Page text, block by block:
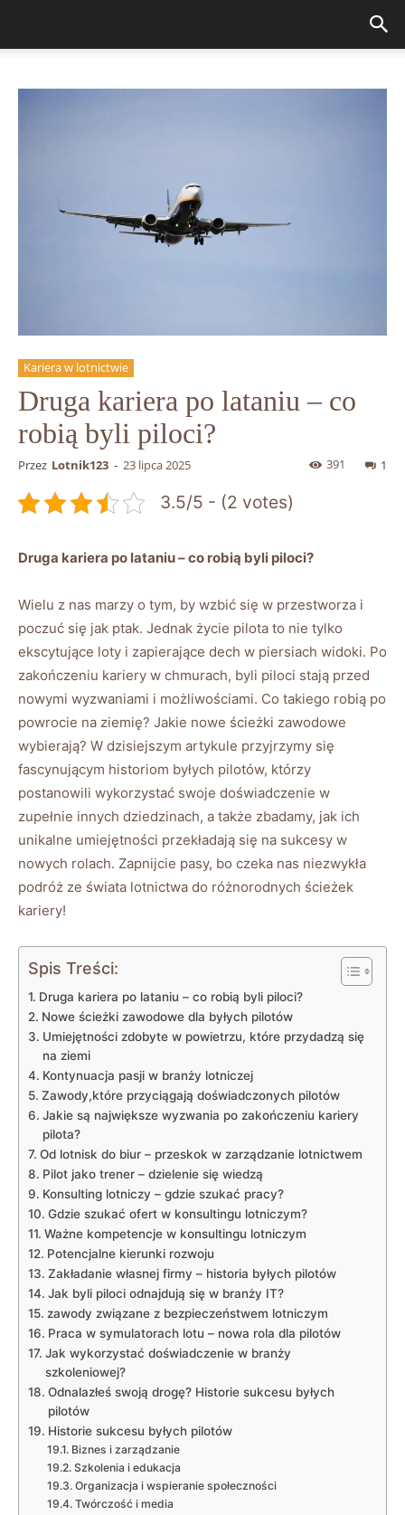
Kariera w lotnictwie
Druga kariera po lataniu – co
robią byli piloci?
Przez Lotnik123 - 23 lipca 2025 1
391
3.5/5 - (2 votes)
Druga kariera ​po lataniu​ – co robią byli piloci?
Wielu ‌z nas marzy o tym, by wzbić się w przestworza i
poczuć⁤ się jak ptak. Jednak życie pilota to nie tylko
ekscytujące loty i zapierające dech w‍ piersiach widoki. Po
​zakończeniu kariery w ⁢chmurach, byli piloci stają przed
nowymi wyzwaniami i ‍możliwościami. Co takiego robią po
powrocie⁢ na ‍ziemię? Jakie nowe ścieżki zawodowe
wybierają? W dzisiejszym artykule przyjrzymy się
fascynującym historiom byłych pilotów, którzy‍
postanowili wykorzystać swoje doświadczenie w
zupełnie innych dziedzinach, a‌ także zbadamy, jak ich⁢
unikalne umiejętności przekładają się na sukcesy w
nowych rolach. Zapnijcie ​pasy, bo‌ czeka​ nas niezwykła
podróż ze świata ⁣lotnictwa do różnorodnych ścieżek
kariery!
Spis Treści:
Druga kariera po lataniu – co robią byli piloci?
Nowe ścieżki zawodowe ⁣dla byłych pilotów
Umiejętności zdobyte w powietrzu, które ‍przydadzą się
na ziemi
Kontynuacja ‍pasji w ‍branży lotniczej
Zawody,które przyciągają doświadczonych pilotów
Jakie są największe wyzwania ⁤po zakończeniu kariery⁢
pilota?
Od lotnisk do biur – ‌przeskok w ⁤zarządzanie lotnictwem
Pilot jako​ trener – ‍dzielenie się wiedzą
Konsulting lotniczy – gdzie szukać pracy?
Gdzie szukać ofert w konsultingu lotniczym?
Ważne kompetencje w konsultingu⁤ lotniczym
Potencjalne kierunki rozwoju
Zakładanie własnej firmy – historia byłych pilotów
Jak byli piloci odnajdują się w branży IT?
zawody związane z bezpieczeństwem lotniczym
Praca w symulatorach lotu – nowa rola dla pilotów
Jak‌ wykorzystać doświadczenie w branży
szkoleniowej?
Odnalazłeś swoją ⁤drogę? Historie sukcesu byłych
pilotów
Historie sukcesu byłych ⁣pilotów
Biznes i​ zarządzanie
Szkolenia i ‍edukacja
Organizacja i wspieranie społeczności
Twórczość i⁣ media